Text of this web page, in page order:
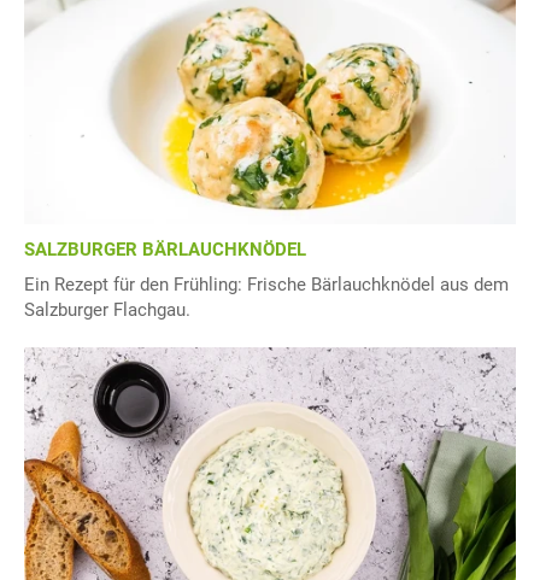
SALZBURGER BÄRLAUCHKNÖDEL
Ein Rezept für den Frühling: Frische Bärlauchknödel aus dem
Salzburger Flachgau.